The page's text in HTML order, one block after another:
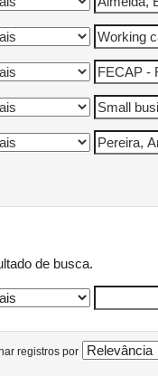
de busca.
registros por